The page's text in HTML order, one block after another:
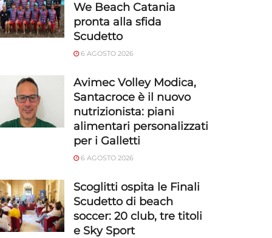
We Beach Catania
pronta alla sfida
Scudetto
6 AGOSTO 2026
Avimec Volley Modica,
Santacroce è il nuovo
nutrizionista: piani
alimentari personalizzati
per i Galletti
6 AGOSTO 2026
Scoglitti ospita le Finali
Scudetto di beach
soccer: 20 club, tre titoli
e Sky Sport